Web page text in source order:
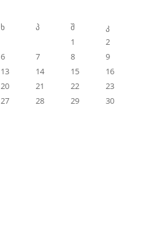
ხ პ შ
კ
1
2
6 7 8
9
13 14 15
16
20 21 22
23
27 28 29
30